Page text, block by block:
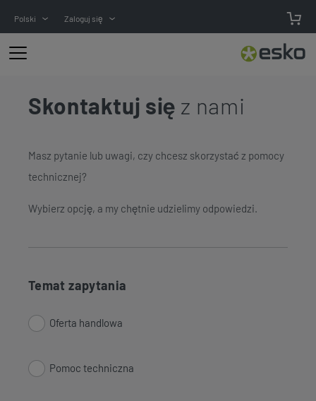
Polski Zaloguj się
Skontaktuj się z nami
Masz pytanie lub uwagi, czy chcesz skorzystać z pomocy
technicznej?
Wybierz opcję, a my chętnie udzielimy odpowiedzi.
Temat zapytania
Oferta handlowa
Pomoc techniczna